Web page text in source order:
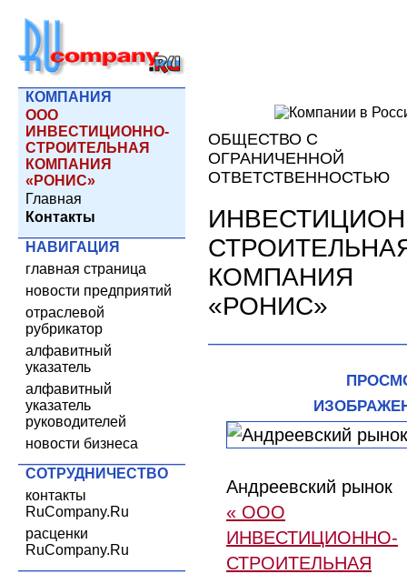
КОМПАНИЯ
ООО
ИНВЕСТИЦИОННО-
СТРОИТЕЛЬНАЯ
КОМПАНИЯ
«РОНИС»
Главная
Контакты
НАВИГАЦИЯ
главная страница
новости предприятий
отраслевой
рубрикатор
алфавитный
указатель
алфавитный
указатель
руководителей
новости бизнеса
СОТРУДНИЧЕСТВО
контакты
RuCompany.Ru
расценки
RuCompany.Ru
ОБЩЕСТВО С
ОГРАНИЧЕННОЙ
ОТВЕТСТВЕННОСТЬЮ
КОМПАНИЯ
«РОНИС»
Андреевский рынок
« ООО
ИНВЕСТИЦИОННО-
СТРОИТЕЛЬНАЯ